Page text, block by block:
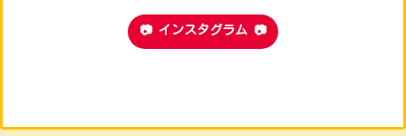
📷 インスタグラム 📷